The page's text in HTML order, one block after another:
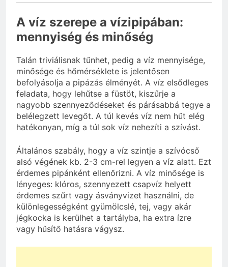
A víz szerepe a vízipipában:
mennyiség és minőség
Talán triviálisnak tűnhet, pedig a víz mennyisége,
minősége és hőmérséklete is jelentősen
befolyásolja a pipázás élményét. A víz elsődleges
feladata, hogy lehűtse a füstöt, kiszűrje a
nagyobb szennyeződéseket és párásabbá tegye a
belélegzett levegőt. A túl kevés víz nem hűt elég
hatékonyan, míg a túl sok víz nehezíti a szívást.
Általános szabály, hogy a víz szintje a szívócső
alsó végének kb. 2-3 cm-rel legyen a víz alatt. Ezt
érdemes pipánként ellenőrizni. A víz minősége is
lényeges: klóros, szennyezett csapvíz helyett
érdemes szűrt vagy ásványvizet használni, de
különlegességként gyümölcslé, tej, vagy akár
jégkocka is kerülhet a tartályba, ha extra ízre
vagy hűsítő hatásra vágysz.